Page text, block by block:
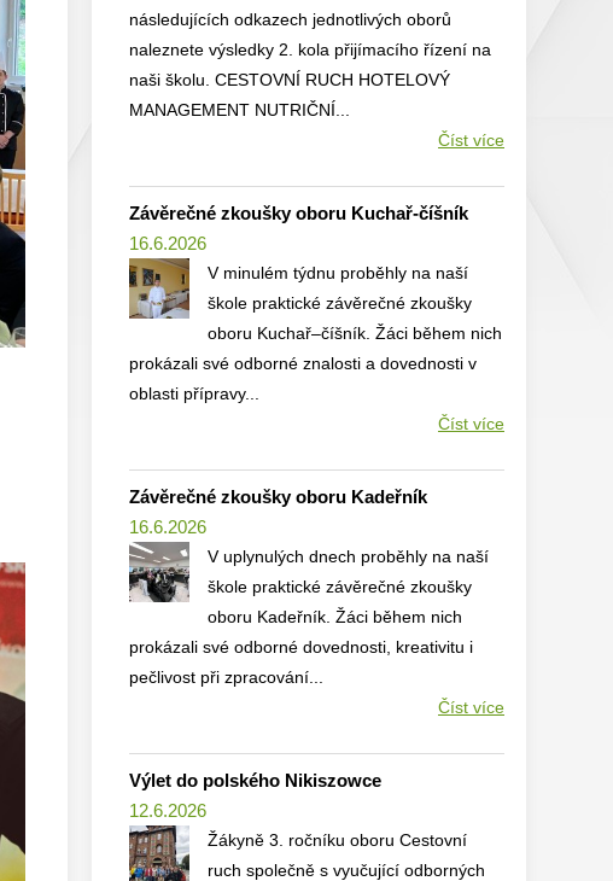
následujících odkazech jednotlivých oborů
naleznete výsledky 2. kola přijímacího řízení na
naši školu. CESTOVNÍ RUCH HOTELOVÝ
MANAGEMENT NUTRIČNÍ...
Číst více
Závěrečné zkoušky oboru Kuchař-číšník
16.6.2026
V minulém týdnu proběhly na naší
škole praktické závěrečné zkoušky
oboru Kuchař–číšník. Žáci během nich
prokázali své odborné znalosti a dovednosti v
oblasti přípravy...
Číst více
Závěrečné zkoušky oboru Kadeřník
16.6.2026
V uplynulých dnech proběhly na naší
škole praktické závěrečné zkoušky
oboru Kadeřník. Žáci během nich
prokázali své odborné dovednosti, kreativitu i
pečlivost při zpracování...
Číst více
Výlet do polského Nikiszowce
12.6.2026
Žákyně 3. ročníku oboru Cestovní
ruch společně s vyučující odborných